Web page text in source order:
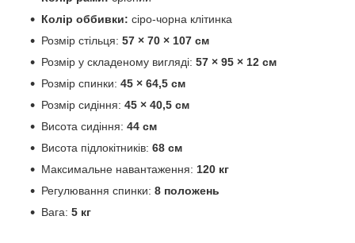
Колір оббивки: сіро-чорна клітинка
Розмір стільця: 57 × 70 × 107 см
Розмір у складеному вигляді: 57 × 95 × 12 см
Розмір спинки: 45 × 64,5 см
Розмір сидіння: 45 × 40,5 см
Висота сидіння: 44 см
Висота підлокітників: 68 см
Максимальне навантаження: 120 кг
Регулювання спинки: 8 положень
Вага: 5 кг